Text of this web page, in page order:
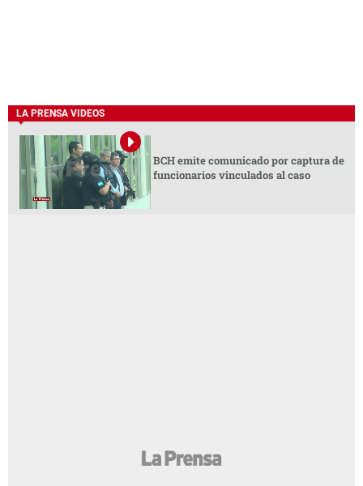
LA PRENSA VIDEOS
BCH emite comunicado por captura de
funcionarios vinculados al caso